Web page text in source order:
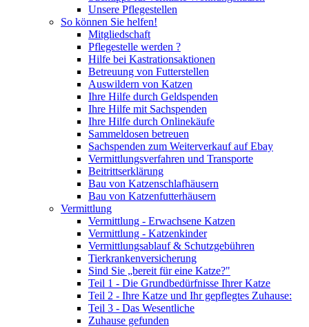
Unsere Pflegestellen
So können Sie helfen!
Mitgliedschaft
Pflegestelle werden ?
Hilfe bei Kastrationsaktionen
Betreuung von Futterstellen
Auswildern von Katzen
Ihre Hilfe durch Geldspenden
Ihre Hilfe mit Sachspenden
Ihre Hilfe durch Onlinekäufe
Sammeldosen betreuen
Sachspenden zum Weiterverkauf auf Ebay
Vermittlungsverfahren und Transporte
Beitrittserklärung
Bau von Katzenschlafhäusern
Bau von Katzenfutterhäusern
Vermittlung
Vermittlung - Erwachsene Katzen
Vermittlung - Katzenkinder
Vermittlungsablauf & Schutzgebühren
Tierkrankenversicherung
Sind Sie „bereit für eine Katze?"
Teil 1 - Die Grundbedürfnisse Ihrer Katze
Teil 2 - Ihre Katze und Ihr gepflegtes Zuhause:
Teil 3 - Das Wesentliche
Zuhause gefunden